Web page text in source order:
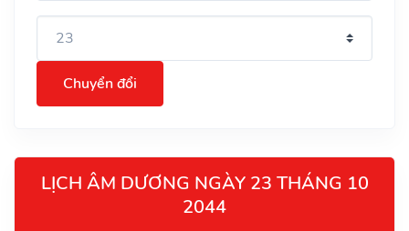
Chuyển đổi
LỊCH ÂM DƯƠNG NGÀY 23 THÁNG 10
2044